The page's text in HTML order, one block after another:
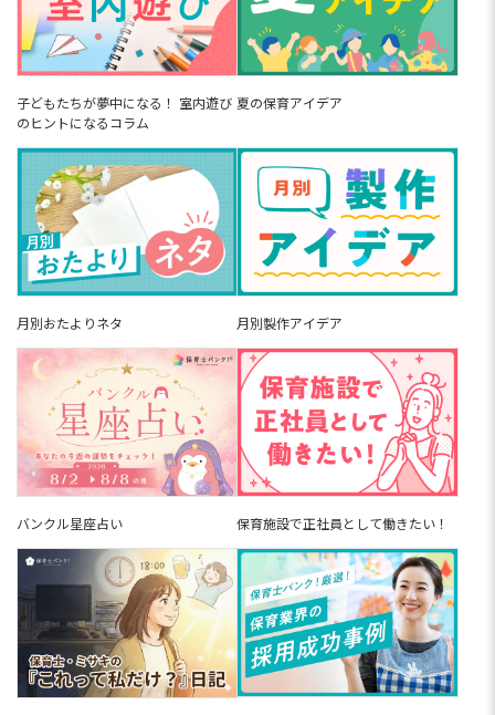
子どもたちが夢中になる！ 室内遊び
のヒントになるコラム
夏の保育アイデア
月別おたよりネタ 月別製作アイデア
バンクル星座占い 保育施設で正社員として働きたい！